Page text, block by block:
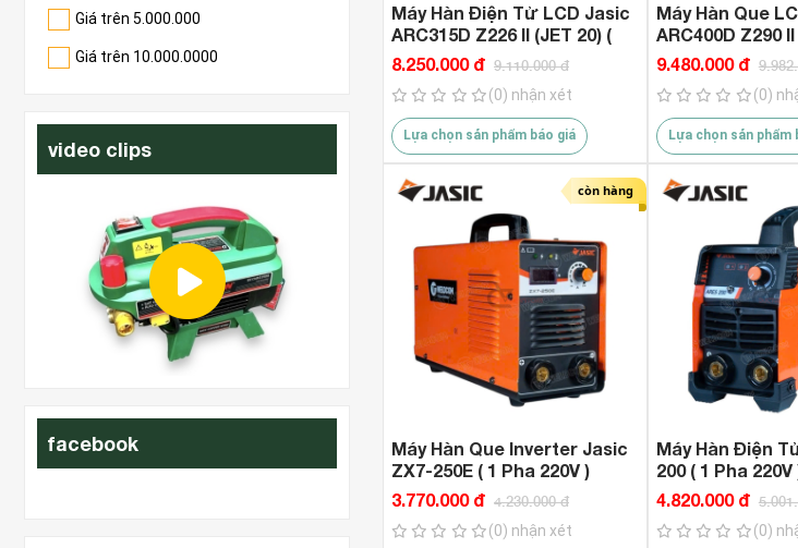
Giá trên 5.000.000
Giá trên 10.000.0000
video clips
https://duc7hienstore.com/may-
xit-rua-xe
Máy Khoan Bê
M21-
1.650.000 VND
facebook
Máy Hàn Điện Tử LCD Jasic
ARC315D Z226 II (JET 20) (
Đa Nguồn )
8.250.000 đ 9.110.000 đ
(0) nhận xét
Lựa chọn sản phẩm báo giá
Máy Hàn Que
ARC400D Z290
Nguồn Cấp )
9.480.000 đ
(0)
Lựa chọn sản phẩm
còn hàng
Máy Hàn Que Inverter Jasic
ZX7-250E ( 1 Pha 220V )
3.770.000 đ 4.230.000 đ
(0) nhận xét
Máy Hàn Điện
200 ( 1 Pha 220V
4.820.000 đ
(0)